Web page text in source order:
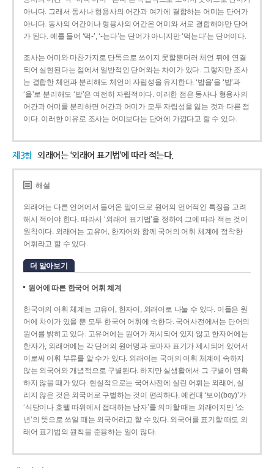
아니다. 그래서 동사나 형용사의 어간과 여기에 결합하는 어미는 단어가
아니다. 동사의 어간이나 형용사의 어간은 어미와 서로 결합해야만 단어
가 된다. 예를 들어 ‘먹-’, ‘-는다’는 단어가 아니지만 ‘먹는다’는 단어이다.
조사는 어미와 마찬가지로 단독으로 쓰이지 못할뿐더러 체언 뒤에 연결
되어 실현된다는 점에서 일반적인 단어와는 차이가 있다. 그렇지만 조사
는 결합한 체언과 분리해도 체언이 자립성을 유지한다. ‘밥을’을 ‘밥’과
‘을’로 분리해도 ‘밥’은 여전히 자립적이다. 이러한 점은 동사나 형용사의
어간과 어미를 분리하면 어간과 어미가 모두 자립성을 잃는 것과 다른 점
이다. 이러한 이유로 조사는 어미보다는 단어에 가깝다고 할 수 있다.
제3항 외래어는 ‘외래어 표기법’에 따라 적는다.
해설
외래어는 다른 언어에서 들어온 말이므로 원어의 언어적인 특징을 고려
해서 적어야 한다. 따라서 ‘외래어 표기법’을 정하여 그에 따라 적는 것이
원칙이다. 외래어는 고유어, 한자어와 함께 국어의 어휘 체계에 정착한
어휘라고 할 수 있다.
더 알아보기
원어에 따른 한국어 어휘 체계
한국어의 어휘 체계는 고유어, 한자어, 외래어로 나눌 수 있다. 이들은 원
어에 차이가 있을 뿐 모두 한국어 어휘에 속한다. 국어사전에서는 단어의
원어를 밝히고 있다. 고유어에는 원어가 제시되어 있지 않고 한자어에는
한자가, 외래어에는 각 단어의 원어명과 로마자 표기가 제시되어 있어서
이로써 어휘 부류를 알 수가 있다. 외래어는 국어의 어휘 체계에 속하지
않는 외국어와 개념적으로 구별된다. 하지만 실생활에서 그 구별이 명확
하지 않을 때가 있다. 현실적으로는 국어사전에 실린 어휘는 외래어, 실
리지 않은 것은 외국어로 구별하는 것이 편리하다. 예컨대 ‘보이(boy)’가
‘식당이나 호텔 따위에서 접대하는 남자’를 의미할 때는 외래어지만 ‘소
년’의 뜻으로 쓰일 때는 외국어라고 할 수 있다. 외국어를 표기할 때도 외
래어 표기법의 원칙을 준용하는 일이 많다.